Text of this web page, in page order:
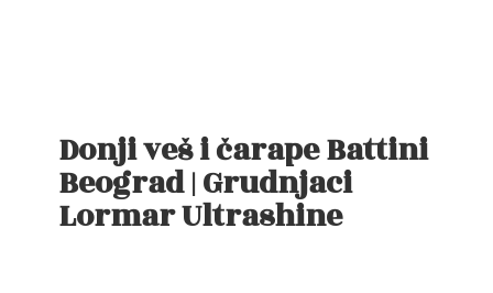
Donji veš i čarape Battini
Beograd | Grudnjaci
Lormar Ultrashine